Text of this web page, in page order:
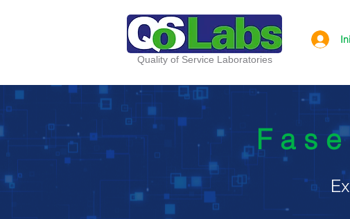
Quality of Service Laboratories